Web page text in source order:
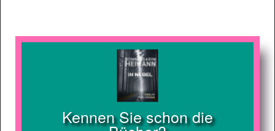
Kennen Sie schon die